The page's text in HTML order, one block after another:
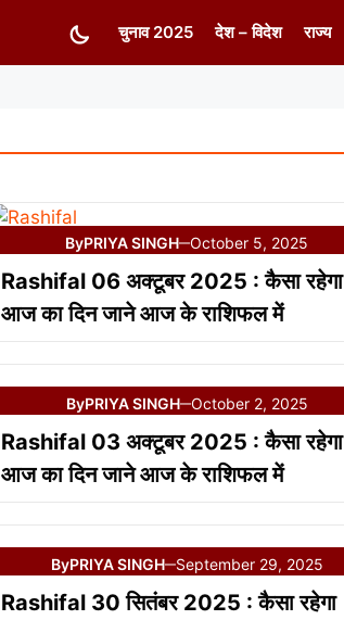
चुनाव 2025 देश – विदेश राज्य
ByPRIYA SINGH—October 5, 2025
Rashifal 06 अक्टूबर 2025 : कैसा रहेगा
आज का दिन जाने आज के राशिफल में
ByPRIYA SINGH—October 2, 2025
Rashifal 03 अक्टूबर 2025 : कैसा रहेगा
आज का दिन जाने आज के राशिफल में
ByPRIYA SINGH—September 29, 2025
Rashifal 30 सितंबर 2025 : कैसा रहेगा